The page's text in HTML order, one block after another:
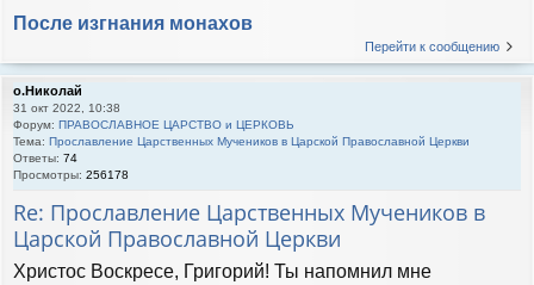
После изгнания монахов
Перейти к сообщению
о.Николай
31 окт 2022, 10:38
Форум: ПРАВОСЛАВНОЕ ЦАРСТВО и ЦЕРКОВЬ
Тема: Прославление Царственных Мучеников в Царской Православной Церкви
Ответы: 74
Просмотры: 256178
Re: Прославление Царственных Мучеников в
Царской Православной Церкви
Христос Воскресе, Григорий! Ты напомнил мне